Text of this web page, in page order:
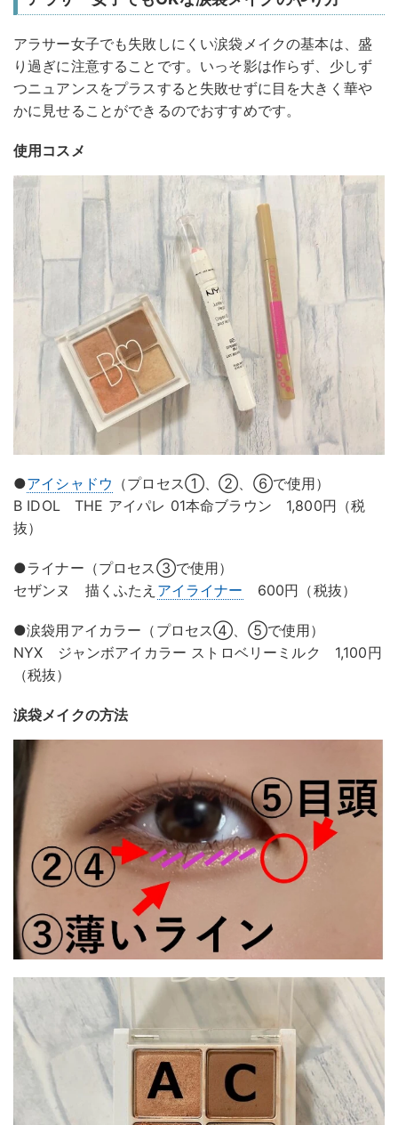
アラサー女子でも失敗しにくい涙袋メイクの基本は、盛
り過ぎに注意することです。いっそ影は作らず、少しず
つニュアンスをプラスすると失敗せずに目を大きく華や
かに見せることができるのでおすすめです。
使用コスメ
●アイシャドウ （プロセス①、②、⑥で使用）
B IDOL THE アイパレ 01本命ブラウン 1,800円（税
抜）
●ライナー（プロセス③で使用）
セザンヌ 描くふたえ アイライナー 600円（税抜）
●涙袋用アイカラー（プロセス④、⑤で使用）
NYX ジャンボアイカラー ストロベリーミルク 1,100円
（税抜）
涙袋メイクの方法